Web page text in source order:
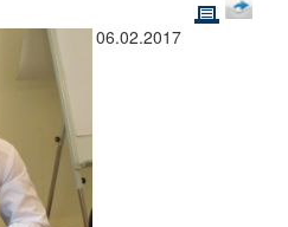
06.02.2017